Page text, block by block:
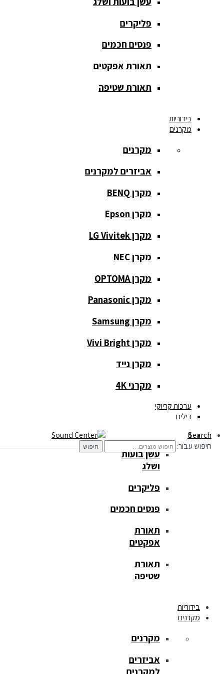
אחורית
מסך הקרנה
חצובה
מסך הקרנה
קבוע
מסך מסגרת
נייד
כלי נגינה
גיטרות
כלי נשיפה
קלידים
תופים
תאורה ואפקטים
עשן בועות
ושלג
פליקרים
פנסים חכמים
תאורת
אפקטים
תאורת
שטיפה
בידוריות
מקרנים
מקרנים
אביזרים
למקרנים
פליקרים
פנסים חכמים
תאורת אפקטים
תאורת שטיפה
בידוריות
מקרנים
מקרנים
אביזרים למקרנים
מקרן BENQ
מקרן Epson
מקרן LG Vivitek
מקרן NEC
מקרן OPTOMA
מקרן Panasonic
מקרן Samsung
מקרן Vivi Bright
מקרן נייד
מקרני 4K
ערכות קריוקי
דילים
Search
חיפוש עבור:
חיפוש
0